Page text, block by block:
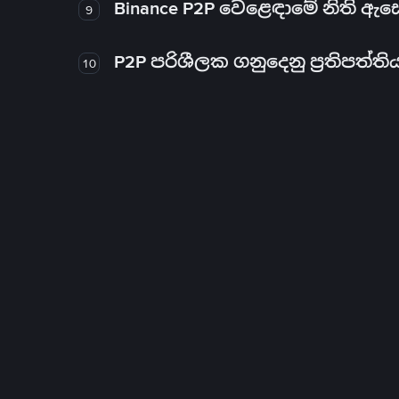
9 Binance P2P වෙළෙඳාමේ නිති
10 P2P පරිශීලක ගනුදෙනු